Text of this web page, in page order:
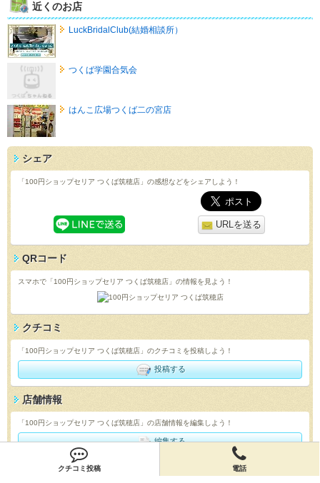
クチコミ投稿 電話
近くのお店
LuckBridalClub(結婚相談所）
つくば学園合気会
はんこ広場つくば二の宮店
シェア
「100円ショップセリア つくば筑穂店」の感想などをシェアしよう！
URLを送る
QRコード
スマホで「100円ショップセリア つくば筑穂店」の情報を見よう！
クチコミ
「100円ショップセリア つくば筑穂店」のクチコミを投稿しよう！
投稿する
店舗情報
「100円ショップセリア つくば筑穂店」の店舗情報を編集しよう！
編集する